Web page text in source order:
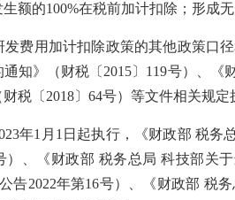
额的100%在税前加计扣除；形成
用加计扣除政策的其他政策口径
知》（财税〔2015〕119号）、
税〔2018〕64号）等文件相关规定
1月1日起执行，《财政部 税务
）、《财政部 税务总局 科技部关
告2022年第16号）、《财政部 税